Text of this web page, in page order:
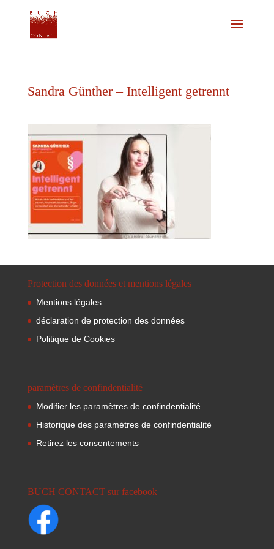
Sandra Günther – Intelligent getrennt
Protection des données et mentions légales
Mentions légales
déclaration de protection des données
Politique de Cookies
paramètres de confindentialité
Modifier les paramètres de confindentialité
Historique des paramètres de confindentialité
Retirez les consentements
BUCH CONTACT sur facebook